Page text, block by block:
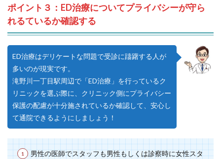
ポイント３：ED治療についてプライバシーが守ら
れるているか確認する
ED治療はデリケートな問題で受診に躊躇する人が
多いのが現実です。
滝野川一丁目駅周辺で「ED治療」を行っているク
リニックを選ぶ際に、クリニック側にプライバシー
保護の配慮が十分施されているか確認して、安心し
て通院できるようにしましょう！
男性の医師でスタッフも男性もしくは診察時に女性スタ